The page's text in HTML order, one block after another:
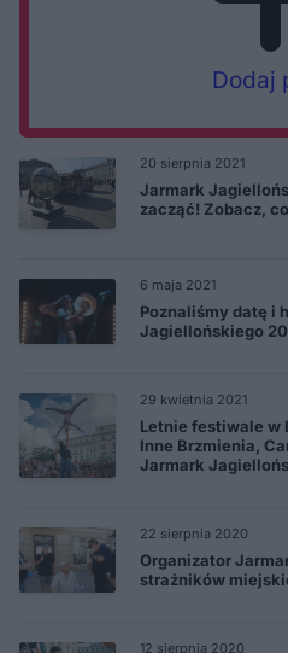
20 sierpnia 2021
Jarmark
zacząć! Zobacz,
6 maja 2021
Poznaliśmy datę i
Jagiellońskiego
29 kwietnia 2021
Letnie festiwale w
Inne Brzmienia,
Jarmark
22 sierpnia 2020
Organizator
strażników
12 sierpnia 2020
Dodaj